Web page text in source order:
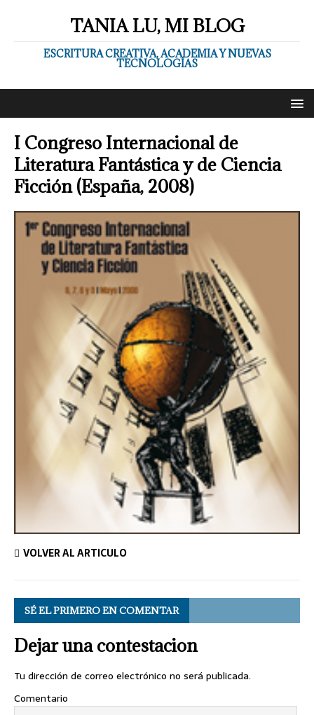
TANIA LU, MI BLOG
ESCRITURA CREATIVA, ACADEMIA Y NUEVAS
TECNOLOGÍAS
I Congreso Internacional de
Literatura Fantástica y de Ciencia
Ficción (España, 2008)
VOLVER AL ARTÍCULO
SÉ EL PRIMERO EN COMENTAR
Dejar una contestacion
Tu dirección de correo electrónico no será publicada.
Comentario